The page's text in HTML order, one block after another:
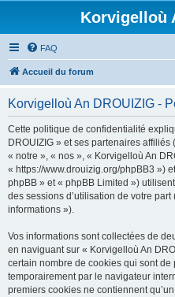
Korvigelloù
FAQ
Accueil du forum
Korvigelloù An DROUIZIG -
Cette politique de confidentialité
DROUIZIG » et ses partenaires
« notre », « nos », « Korvigelloù An
« https://www.drouizig.org/phpBB3 »)
phpBB » et « phpBB Limited »)
des sessions d’utilisation de votre
informations »).
Vos informations sont collectées de
en naviguant sur « Korvigelloù An
certain nombre de cookies qui sont de
temporairement par le navigateur
premiers cookies ne contiennent